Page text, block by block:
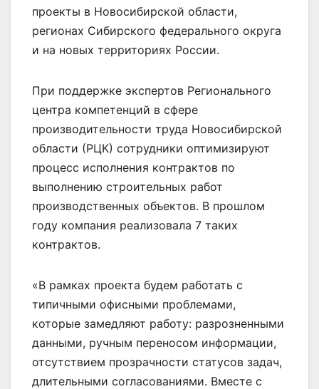
проекты в Новосибирской области,
регионах Сибирского федерального округа
и на новых территориях России.
При поддержке экспертов Регионального
центра компетенций в сфере
производительности труда Новосибирской
области (РЦК) сотрудники оптимизируют
процесс исполнения контрактов по
выполнению строительных работ
производственных объектов. В прошлом
году компания реализовала 7 таких
контрактов.
«В рамках проекта будем работать с
типичными офисными проблемами,
которые замедляют работу: разрозненными
данными, ручным переносом информации,
отсутствием прозрачности статусов задач,
длительными согласованиями. Вместе с